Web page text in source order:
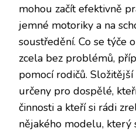
mohou začít efektivně
jemné motoriky a na
soustředění. Co se týče
zcela bez problémů,
pomocí rodičů.
určeny pro dospělé,
činnosti a kteří si rádi
nějakého modelu, který